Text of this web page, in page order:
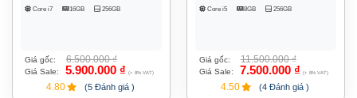
Core i7
16GB 256GB
Giá gốc: 6.500.000₫
Giá Sale: 5.900.000 ₫ (+ 8% VAT)
4.80 (5 Đánh giá )
Core i5
8GB 256GB
Giá gốc: 11.500.000₫
Giá Sale: 7.500.000 ₫ (+ 8% VAT)
4.50 (4 Đánh giá )